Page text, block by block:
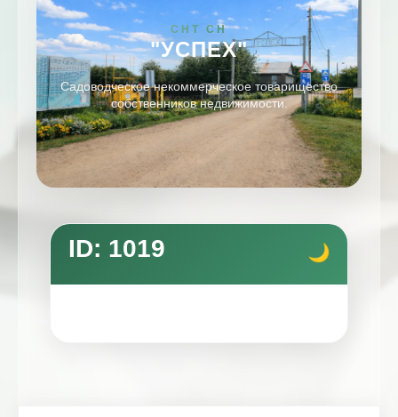
СНТ СН
"УСПЕХ"
Садоводческое некоммерческое товарищество
собственников недвижимости.
ID: 1019